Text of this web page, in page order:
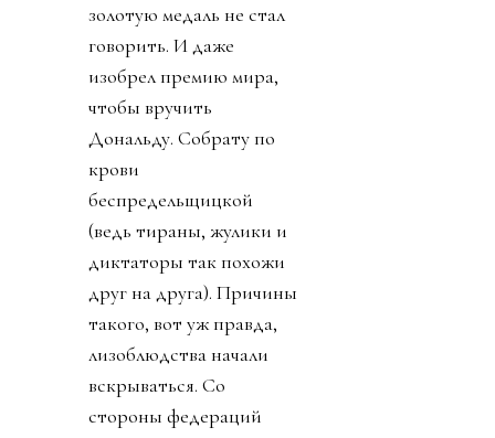
золотую медаль не стал
говорить. И даже
изобрел премию мира,
чтобы вручить
Дональду. Собрату по
крови
беспредельщицкой
(ведь тираны, жулики и
диктаторы так похожи
друг на друга). Причины
такого, вот уж правда,
лизоблюдства начали
вскрываться. Со
стороны федераций